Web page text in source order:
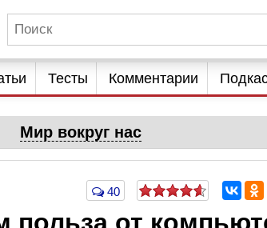
Тесты Комментарии
Мир вокруг нас
40